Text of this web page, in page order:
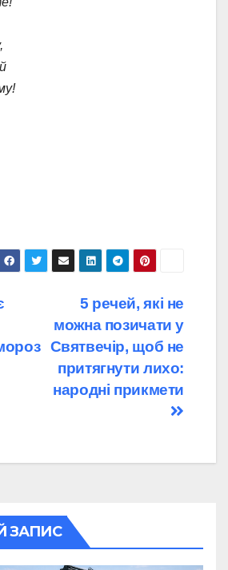
5 речей, які не
можна позичати у
Святвечір, щоб не
притягнути лихо:
народні прикмети
ЗАПИС